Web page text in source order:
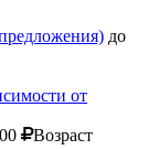
до
от
Возраст